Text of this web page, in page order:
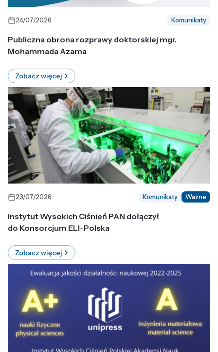
24/07/2026 Komunikaty
Publiczna obrona rozprawy doktorskiej mgr.
Mohammada Azama
Zobacz więcej
23/07/2026 Komunikaty Ważne
Instytut Wysokich Ciśnień PAN dołączył
do Konsorcjum ELI-Polska
Zobacz więcej